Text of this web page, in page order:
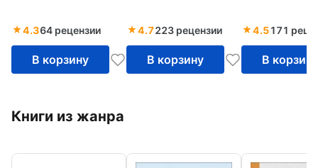
4.364 рецензии
В корзину
4.7223 рецензии
В корзину
4.5171
В корзину
Книги из жанра